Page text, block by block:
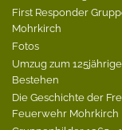
First Responder
Mohrkirch
Fotos
Umzug zum
Bestehen
Die Geschichte der
Feuerwehr Mohrkirch